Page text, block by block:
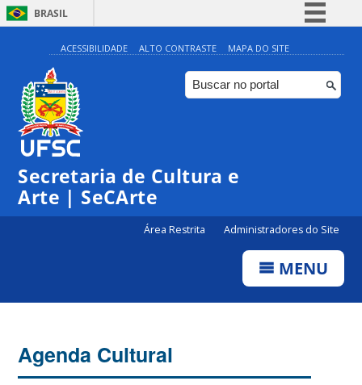
BRASIL
Simplifique!
Comunica BR
Participe
ACESSIBILIDADE ALTO CONTRASTE MAPA DO SITE
Secretaria de Cultura e
Arte | SeCArte
Área Restrita Administradores do Site
MENU
Agenda Cultural